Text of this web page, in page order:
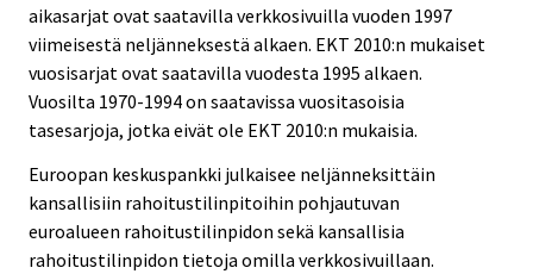
aikasarjat ovat saatavilla verkkosivuilla vuoden 1997
viimeisestä neljänneksestä alkaen. EKT 2010:n mukaiset
vuosisarjat ovat saatavilla vuodesta 1995 alkaen.
Vuosilta 1970-1994 on saatavissa vuositasoisia
tasesarjoja, jotka eivät ole EKT 2010:n mukaisia.
Euroopan keskuspankki julkaisee neljänneksittäin
kansallisiin rahoitustilinpitoihin pohjautuvan
euroalueen rahoitustilinpidon sekä kansallisia
rahoitustilinpidon tietoja omilla verkkosivuillaan.